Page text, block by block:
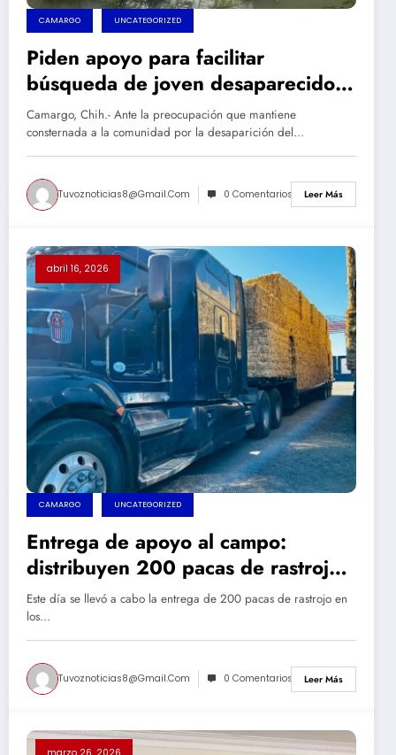
CAMARGO UNCATEGORIZED
Piden apoyo para facilitar
búsqueda de joven desaparecido
en el río Conchos
Camargo, Chih.- Ante la preocupación que mantiene
consternada a la comunidad por la desaparición del…
Tuvoznoticias8@gmail.com 0 Comentarios Leer Más
abril 16, 2026
CAMARGO UNCATEGORIZED
Entrega de apoyo al campo:
distribuyen 200 pacas de rastrojo
a ganaderos del municipio
Este día se llevó a cabo la entrega de 200 pacas de rastrojo en
los…
Tuvoznoticias8@gmail.com 0 Comentarios Leer Más